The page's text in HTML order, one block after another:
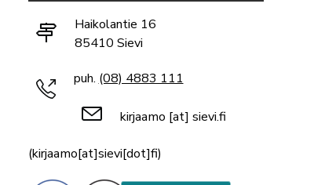
Haikolantie 16
85410 Sievi
puh. (08) 4883 111
kirjaamo [at] sievi.fi
(kirjaamo[at]sievi[dot]fi)